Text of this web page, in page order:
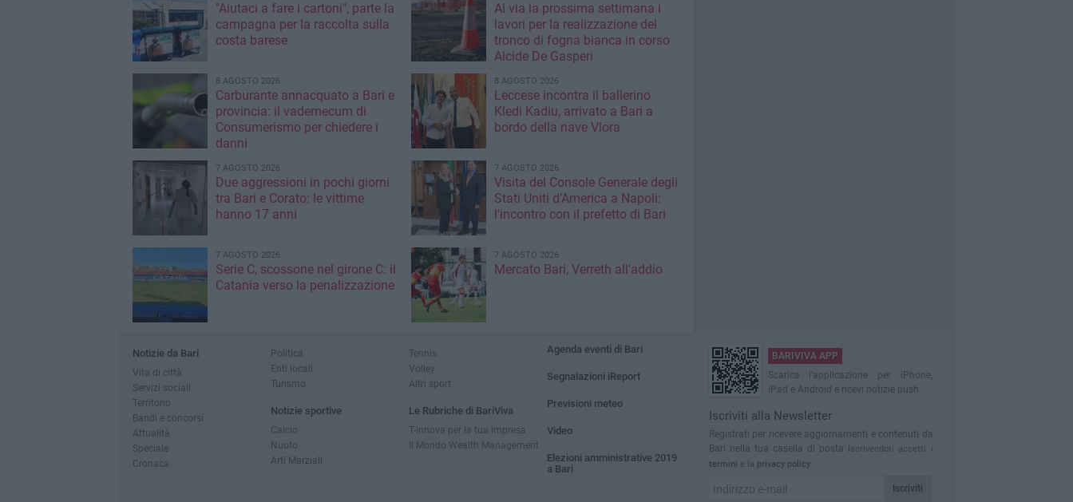
"Aiutaci a fare i cartoni", parte la
campagna per la raccolta sulla
costa barese
Al via la prossima settimana i
lavori per la realizzazione del
tronco di fogna bianca in corso
Alcide De Gasperi
8 AGOSTO 2026
Carburante annacquato a Bari e
provincia: il vademecum di
Consumerismo per chiedere i
danni
8 AGOSTO 2026
Leccese incontra il ballerino
Kledi Kadiu, arrivato a Bari a
bordo della nave Vlora
7 AGOSTO 2026
Due aggressioni in pochi giorni
tra Bari e Corato: le vittime
hanno 17 anni
7 AGOSTO 2026
Visita del Console Generale degli
Stati Uniti d’America a Napoli:
l'incontro con il prefetto di Bari
7 AGOSTO 2026
Serie C, scossone nel girone C: il
Catania verso la penalizzazione
7 AGOSTO 2026
Mercato Bari, Verreth all'addio
Notizie da Bari
Vita di città
Servizi sociali
Territorio
Bandi e concorsi
Attualità
Speciale
Cronaca
Politica
Enti locali
Turismo
Notizie sportive
Calcio
Nuoto
Arti Marziali
Tennis
Volley
Altri sport
Le Rubriche di BariViva
T-innova per la tua impresa
Il Mondo Wealth Management
Agenda eventi di Bari
Segnalazioni iReport
Previsioni meteo
Video
Elezioni amministrative 2019
a Bari
BARIVIVA APP
Scarica l'applicazione per iPhone,
iPad e Android e ricevi notizie push
Iscriviti alla Newsletter
Registrati per ricevere aggiornamenti e contenuti da
Bari nella tua casella di posta Iscrivendoti accetti i
termini e la privacy policy
Iscriviti